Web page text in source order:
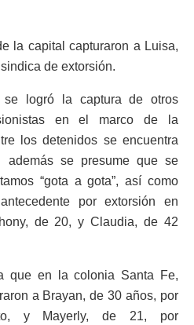
la capital capturaron a Luisa,
de extorsión.
se logró la captura de otros
en el marco de la
los detenidos se encuentra
además se presume que se
“gota a gota”, así como
por extorsión en
de 20, y Claudia, de 42
que en la colonia Santa Fe,
a Brayan, de 30 años, por
y Mayerly, de 21, por